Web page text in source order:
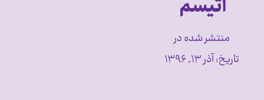
اتیسم
منتشر شده در
تاریخ:آذر ۱۳, ۱۳۹۶